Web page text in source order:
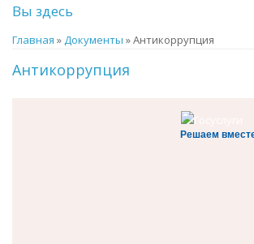
Вы здесь
Главная »Документы » Антикоррупция
Антикоррупция
Решаем